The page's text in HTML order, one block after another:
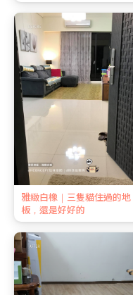
雅緻白橡｜三隻貓住過的地
板，還是好好的